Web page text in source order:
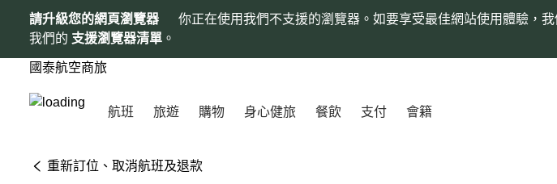
請升級您的網頁瀏覽器
你正在使用我們不支援的瀏覽器。如要享受最佳網站使用體驗，
我們的 支援瀏覽器清單 。
國泰航空商旅
航班 旅遊 購物 身心健旅 餐飲 支付 會籍
重新訂位、取消航班及退款